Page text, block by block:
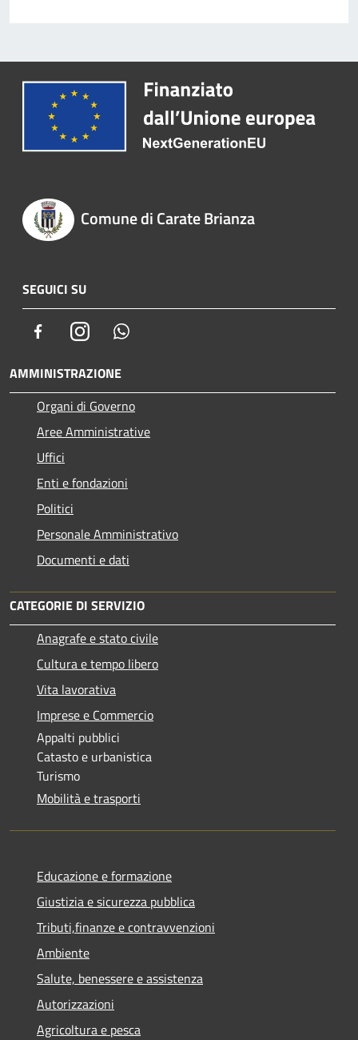
Comune di Carate Brianza
SEGUICI SU
FacebookInstagram
AMMINISTRAZIONE
Organi di Governo
Aree Amministrative
Uffici
Enti e fondazioni
Politici
Personale Amministrativo
Documenti e dati
CATEGORIE DI SERVIZIO
Anagrafe e stato civile
Cultura e tempo libero
Vita lavorativa
Imprese e Commercio
Appalti pubblici
Catasto e urbanistica
Turismo
Mobilità e trasporti
Educazione e formazione
Giustizia e sicurezza pubblica
Tributi,finanze e contravvenzioni
Ambiente
Salute, benessere e assistenza
Autorizzazioni
Agricoltura e pesca